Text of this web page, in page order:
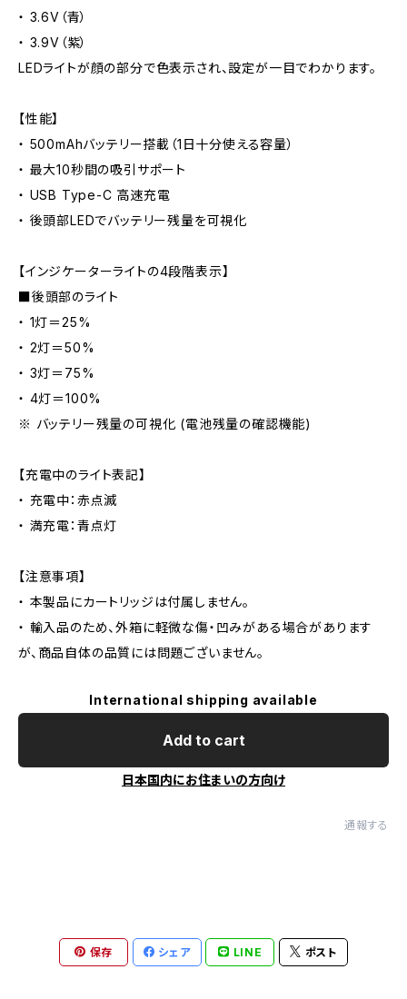
・ 3.6V（青）
・ 3.9V（紫）
LEDライトが顔の部分で色表示され、設定が一目でわかります。
【性能】
・ 500mAhバッテリー搭載（1日十分使える容量）
・ 最大10秒間の吸引サポート
・ USB Type-C 高速充電
・ 後頭部LEDでバッテリー残量を可視化
【インジケーターライトの4段階表示】
■後頭部のライト
・ 1灯＝25%
・ 2灯＝50%
・ 3灯＝75%
・ 4灯＝100%
※ バッテリー残量の可視化 (電池残量の確認機能)
【充電中のライト表記】
・ 充電中：赤点滅
・ 満充電：青点灯
【注意事項】
・ 本製品にカートリッジは付属しません。
・ 輸入品のため、外箱に軽微な傷・凹みがある場合があります
が、商品自体の品質には問題ございません。
International shipping available
Add to cart
日本国内にお住まいの方向け
通報する
保存 シェア LINE ポスト